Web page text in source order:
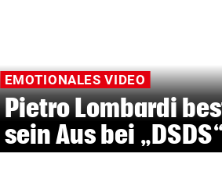
EMOTIONALES VIDEO
Pietro Lombardi
sein Aus bei